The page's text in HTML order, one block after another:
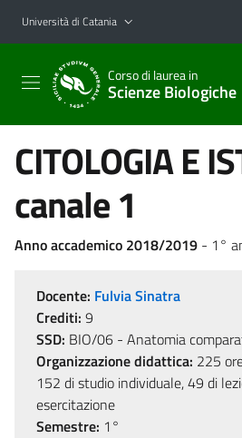
Vai al contenuto principale
Vai al menu di navigazione
Università di Catania
Corso di laurea in
Scienze Biologiche
CITOLOGIA E
canale 1
Anno accademico 2018/2019 - 1°
Docente: Fulvia Sinatra
Crediti: 9
SSD: BIO/06 - Anatomia
Organizzazione didattica: 225
152 di studio individuale, 49 di
esercitazione
Semestre: 1°